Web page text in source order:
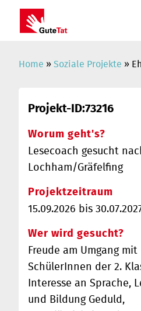
Home » Soziale Projekte »
Projekt-ID:73216
Worum geht's?
Lesecoach gesucht
Lochham/Gräfelfing
Projektzeitraum
15.09.2026 bis
Wer wird gesucht?
Freude am Umgang mit
SchülerInnen der 2.
Interesse an Sprache,
und Bildung Geduld,